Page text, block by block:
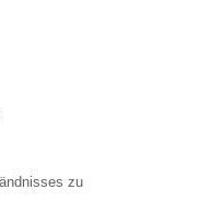
zu